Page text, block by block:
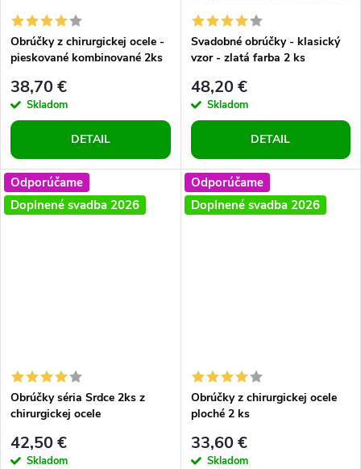
v
Obrúčky z chirurgickej ocele -
pieskované kombinované 2ks
38,70 €
Skladom
DETAIL
Svadobné obrúčky - klasický
vzor - zlatá farba 2 ks
48,20 €
Skladom
DETAIL
Odporúčame
Doplnené svadba 2026
Obrúčky séria Srdce 2ks z
chirurgickej ocele
42,50 €
Skladom
Odporúčame
Doplnené svadba 2026
Obrúčky z chirurgickej ocele
ploché 2 ks
33,60 €
Skladom